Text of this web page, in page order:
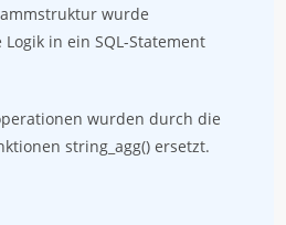
wurde
in ein SQL-Statement
wurden durch die
string_agg() ersetzt.